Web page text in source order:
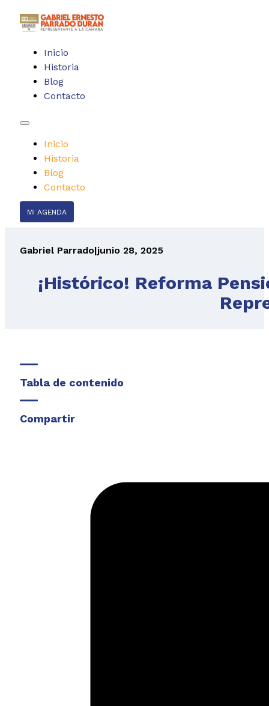
Inicio
Historia
Blog
Contacto
Inicio
Historia
Blog
Contacto
MI AGENDA
Gabriel Parrado|junio 28, 2025
¡Histórico! Reforma
Tabla de contenido
Compartir